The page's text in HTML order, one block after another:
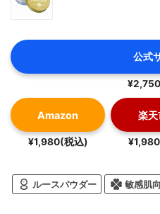
公式
Amazon
¥1,980(税込)
楽
ルースパウダー 敏感肌